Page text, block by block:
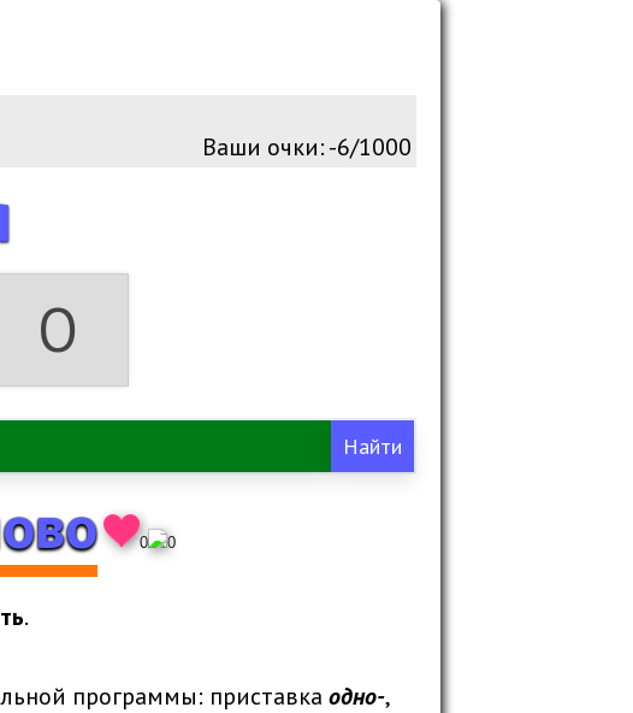
Ваши очки:-6/1000
О
0 0
.
программы: приставка одно-,